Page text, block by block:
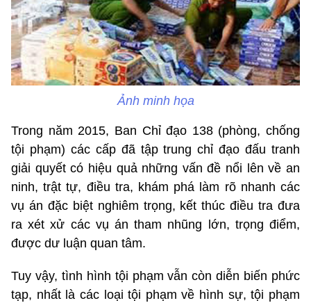
Ảnh minh họa
Trong năm 2015, Ban Chỉ đạo 138 (phòng, chống
tội phạm) các cấp đã tập trung chỉ đạo đấu tranh
giải quyết có hiệu quả những vấn đề nổi lên về an
ninh, trật tự, điều tra, khám phá làm rõ nhanh các
vụ án đặc biệt nghiêm trọng, kết thúc điều tra đưa
ra xét xử các vụ án tham nhũng lớn, trọng điểm,
được dư luận quan tâm.
Tuy vậy, tình hình tội phạm vẫn còn diễn biến phức
tạp, nhất là các loại tội phạm về hình sự, tội phạm